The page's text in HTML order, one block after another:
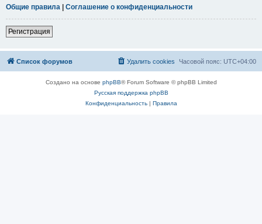
Общие правила | Соглашение о конфиденциальности
Регистрация
Список форумов Часовой пояс: UTC+04:00
Удалить cookies
Создано на основе phpBB® Forum Software © phpBB Limited
Русская поддержка phpBB
Конфиденциальность| Правила